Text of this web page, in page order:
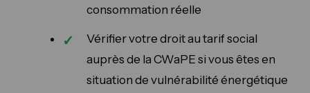
consommation réelle
Vérifier votre droit au tarif social
auprès de la CWaPE si vous êtes en
situation de vulnérabilité énergétique